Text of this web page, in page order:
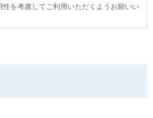
性を考慮してご利用いただくようお願いい